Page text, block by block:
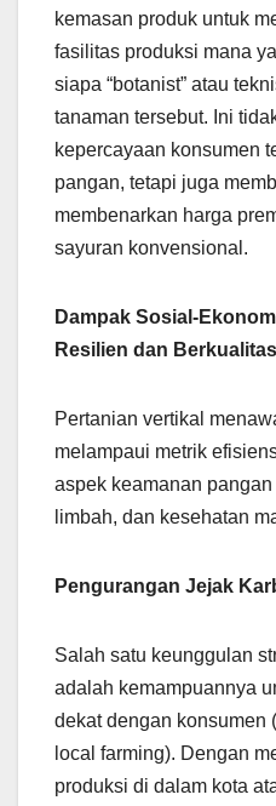
kemasan produk untuk
fasilitas produksi mana
siapa “botanist” atau
tanaman tersebut. Ini
kepercayaan konsumen
pangan, tetapi juga
membenarkan harga
sayuran konvensional.
Dampak Sosial-
Resilien dan Berkualitas
Pertanian vertikal
melampaui metrik
aspek keamanan
limbah, dan kesehatan
Pengurangan Jejak
Salah satu keunggulan
adalah kemampuannya
dekat dengan konsumen
local farming). Dengan
produksi di dalam kota